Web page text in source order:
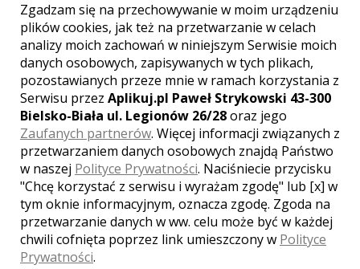
Serhiy - Wrocław
2400 zł/ sesja
Ocena:
Zgadzam się na przechowywanie w moim urządzeniu
plików cookies, jak też na przetwarzanie w celach
analizy moich zachowań w niniejszym Serwisie moich
danych osobowych, zapisywanych w tych plikach,
pozostawianych przeze mnie w ramach korzystania z
Serwisu przez Aplikuj.pl Paweł Strykowski 43-300
Bielsko-Biała ul. Legionów 26/28oraz jego
Zaufanych partnerów. Więcej informacji związanych z
przetwarzaniem danych osobowych znajdą Państwo
w naszej Polityce Prywatności. Naciśniecie przycisku
"Chcę korzystać z serwisu i wyrażam zgodę" lub [x] w
tym oknie informacyjnym, oznacza zgodę. Zgoda na
przetwarzanie danych w ww. celu może być w każdej
chwili cofnięta poprzez link umieszczony w Polityce
Prywatności.